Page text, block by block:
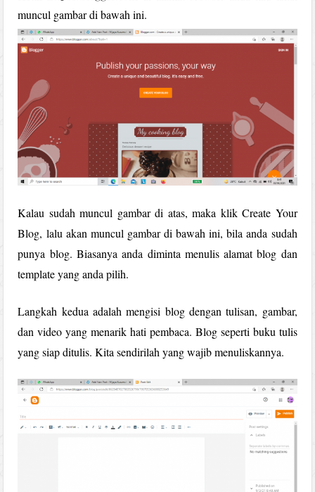
muncul gambar di bawah ini.
Kalau sudah muncul gambar di atas, maka klik Create Your
Blog, lalu akan muncul gambar di bawah ini, bila anda sudah
punya blog. Biasanya anda diminta menulis alamat blog dan
template yang anda pilih.
Langkah kedua adalah mengisi blog dengan tulisan, gambar,
dan video yang menarik hati pembaca. Blog seperti buku tulis
yang siap ditulis. Kita sendirilah yang wajib menuliskannya.